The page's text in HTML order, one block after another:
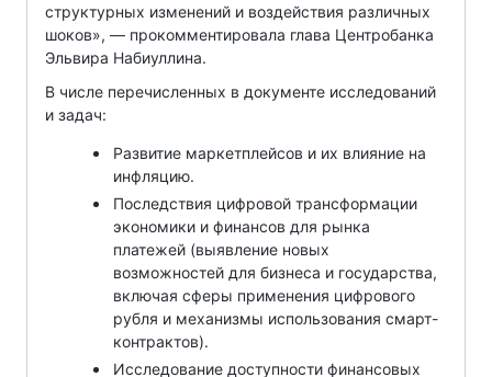
структурных изменений и воздействия различных
шоков», — прокомментировала глава Центробанка
Эльвира Набиуллина.
В числе перечисленных в документе исследований
и задач:
Развитие маркетплейсов и их влияние на
инфляцию.
Последствия цифровой трансформации
экономики и финансов для рынка
платежей (выявление новых
возможностей для бизнеса и государства,
включая сферы применения цифрового
рубля и механизмы использования смарт-
контрактов).
Исследование доступности финансовых